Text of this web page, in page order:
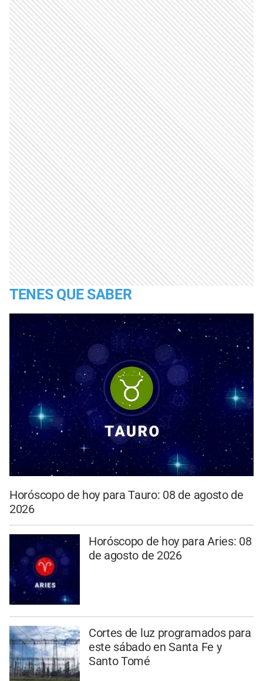
TENES QUE SABER
Horóscopo de hoy para Tauro: 08 de agosto de
2026
Horóscopo de hoy para Aries: 08
de agosto de 2026
Cortes de luz programados para
este sábado en Santa Fe y
Santo Tomé